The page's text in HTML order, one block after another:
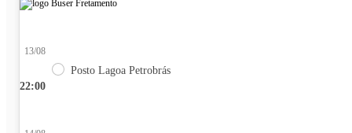
22:00
13/08
Posto Lagoa Petrobrás